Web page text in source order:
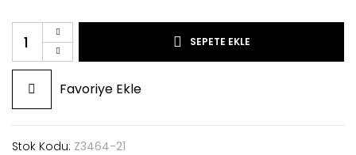
SEPETE EKLE
Favoriye Ekle
Stok Kodu: Z3464-21